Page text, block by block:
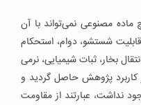
مصنوعی نمی‌تواند با آن
شستشو، دوام، استحکام
بخار، ثبات شیمیایی، نرمی
پژوهش حاصل گردید و
نداشت، عبارتند از مقاومت